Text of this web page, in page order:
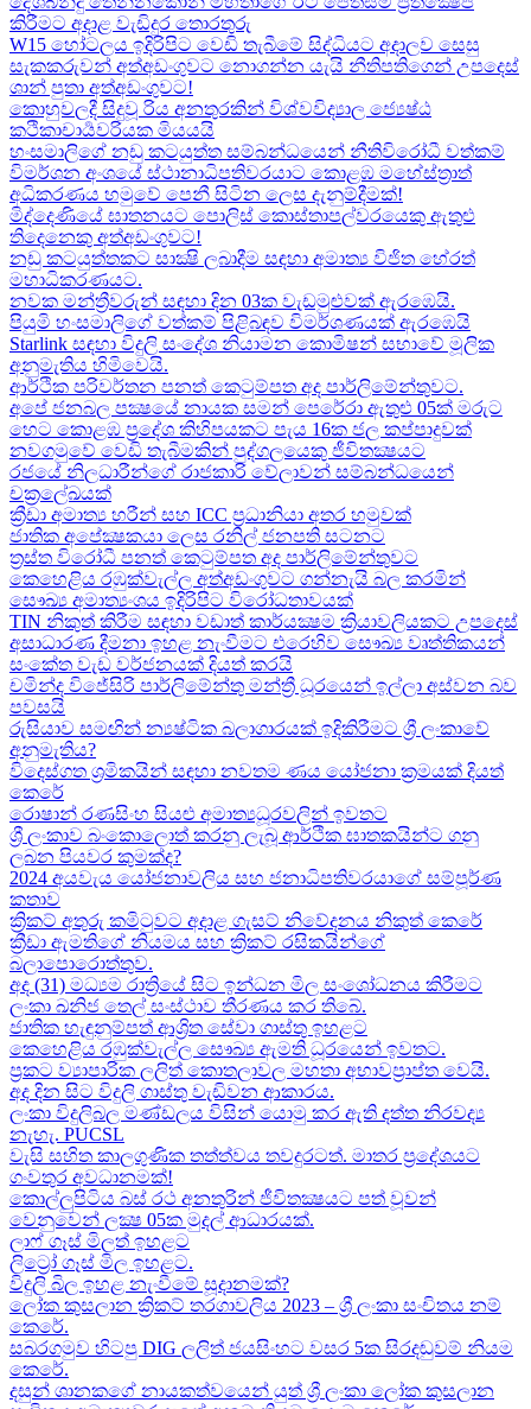
කිරීමට අදාළ වැඩිදුර තොරතුරු
W15 හෝටලය ඉදිරිපිට වෙඩි තැබීමේ සිද්ධියට අදාලව​ සෙසු
සැකකරුවන් අත්අඩංගුවට නොගන්න යැයි නීතිපතිගෙන් උපදෙස්
ශාන් පුතා අත්අඩංගුවට!
කොහුවලදී සිදුවූ රිය අනතුරකින් විශ්වවිද්‍යාල ජ්‍යෙෂ්ඨ
කථිකාචාර්‍යවරියක මියයයි
හංසමාලිගේ නඩු කටයුත්ත සම්බන්ධයෙන් නීතිවිරෝධී වත්කම්
විමර්ශන අංශයේ ස්ථානාධිපතිවරයාට කොළඹ මහේස්ත්‍රාත්
අධිකරණය හමුවේ පෙනී සිටින ලෙස දැනුම්දීමක්!
මිද්දෙණියේ ඝාතනයට පොලිස් කොස්තාපල්වරයෙකු ඇතුළු
තිදෙනෙකු අත්අඩංගුවට​!
නඩු කටයුත්තකට සාක්‍ෂි ලබාදීම සඳහා අමාත්‍ය විජිත හේරත්
මහාධිකරණයට​.
නවක මන්ත්‍රීවරුන් සඳහා දින 03ක වැඩමුළුවක් ඇරඹෙයි.
පියුමි හංසමාලිගේ වත්කම් පිළිබඳව විමර්ශණයක් ඇරඹෙයි
Starlink සඳහා විදුලි සංදේශ නියාමන කොමිෂන් සභාවේ මූලික
අනුමැතිය හිමිවෙයි.
ආර්ථික පරිවර්තන පනත් කෙටුම්පත අද පාර්ලිමේන්තුවට.
අපේ ජනබල පක්‍ෂයේ නායක සමන් පෙරේරා ඇතුළු 05ක් මරුට​
හෙට කොළඹ ප්‍රදේශ කිහිපයකට පැය 16ක ජල කප්පාදුවක්
නවගමුවේ වෙඩි තැබීමකින් පුද්ගලයෙකු ජීවිතක්‍ෂයට​
රජයේ නිලධාරීන්ගේ රාජකාරි වේලාවන් සම්බන්ධයෙන්
චක්‍රලේඛයක්
ක්‍රීඩා අමාත්‍ය හරීන් සහ​ ICC ප්‍රධානියා අතර හමුවක්
ජාතික අපේක්‍ෂකයා ලෙස රනිල් ජනපති සටනට​
ත්‍රස්ත විරෝධී පනත් කෙටුම්පත අද පාර්ලිමේන්තුවට​
කෙහෙළිය රඹුක්වැල්ල අත්අඩංගුවට ගන්නැයි බල කරමින්
සෞඛ්‍ය අමාත්‍යංශය ඉදිරිපිට විරෝධතාවයක්
TIN නිකුත් කිරීම සඳහා වඩාත් කාර්යක්‍ෂම ක්‍රියාවලියකට උපදෙස්
අසාධාරණ දීමනා ඉහළ නැංවීමට එරෙහිව සෞඛ්‍ය වෘත්තිකයන්
සංකේත වැඩ වර්ජනයක් දියත් කරයි
චමින්ද විජේසිරි පාර්ලිමේන්තු මන්ත්‍රී ධූරයෙන් ඉල්ලා අස්වන බව
පවසයි
රුසියාව සමඟින් න්‍යෂ්ටික බලාගාරයක් ඉදිකිරීමට ශ්‍රී ලංකාවේ
අනුමැතිය?
විදෙස්ගත ශ්‍රමිකයින් සඳහා නවතම ණය යෝජනා ක්‍රමයක් දියත්
කෙරේ
රොෂාන් රණසිංහ සියළු අමාත්‍යධූරවලින් ඉවතට​
ශ්‍රී ලංකාව බංකොලොත් කරනු ලැබූ ආර්ථික ඝාතකයින්ට ගනු
ලබන පියවර කුමක්ද​?
2024 අයවැය යෝජනාවලිය​ සහ ජනාධිපතිවරයාගේ සම්පූර්ණ
කතාව​
ක්‍රිකට් අතුරු කමිටුවට අදාළ ගැසට් නිවේදනය නිකුත් කෙරේ
ක්‍රීඩා ඇමතිගේ නියමය​ සහ ක්‍රිකට් රසිකයින්ගේ
බලාපොරොත්තුව.
අද (31) මධ්‍යම රාත්‍රියේ සිට ඉන්ධන මිල සංශෝධනය කිරීමට
ලංකා ඛනිජ තෙල් සංස්ථාව තීරණය කර තිබේ.
ජාතික හැඳුනුම්පත් ආශ්‍රිත සේවා ගාස්තු ඉහළට
කෙහෙළිය රඹුක්වැල්ල සෞඛ්‍ය ඇමති ධූරයෙන් ඉවතට​.
ප්‍රකට ව්‍යාපාරික ලලිත් කොතලාවල මහතා අභාවප්‍රාප්ත වෙයි.
අද දින​ සිට විදුලි ගාස්තු වැඩිවන ආකාරය​.
ලංකා විදුලිබල මණ්ඩලය විසින් යොමු කර ඇති දත්ත නිරවද්‍ය
නැහැ. PUCSL
වැසි සහිත කාලගුණික තත්ත්වය තවදුරටත්. මාතර ප්‍රදේශයට
ගංවතුර අවධානමක්!
කොල්ලුපිටිය බස් රථ අනතුරින් ජීවිතක්‍ෂයට පත් වූවන්
වෙනුවෙන් ලක්‍ෂ 05ක​ මුදල් ආධාරයක්​.
ලාෆ් ගෑස් මිලත් ඉහළට​
ලිට්‍රෝ ගෑස් මිල​ ඉහළට​.
විදුලි බිල ඉහළ නැංවීමේ සූදානමක්?
ලෝක කුසලාන ක්‍රිකට් තරගාවලිය 2023 – ශ්‍රී ලංකා සංචිතය නම්
කෙරේ​.
සබරගමුව හිටපු DIG ලලිත් ජයසිංහට වසර 5ක සිරදඬුවම් නියම
කෙරේ.
දසුන් ශානකගේ නායකත්වයෙන් යුත් ශ්‍රී ලංකා ලෝක කුසලාන